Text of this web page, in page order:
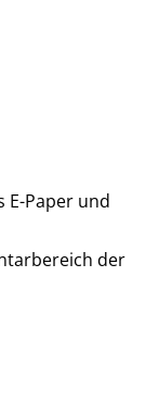
E-Paper und
der